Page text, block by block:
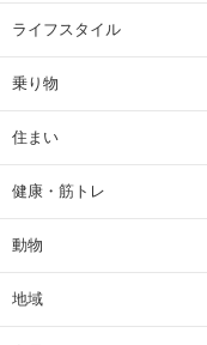
ライフスタイル
乗り物
住まい
健康・筋トレ
動物
地域